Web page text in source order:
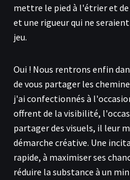
mettre le pied à l'étrier et de
et une rigueur qui ne
jeu.
Oui ! Nous rentrons enfin
de vous partager les
j'ai confectionnés à
offrent de la visibilité,
partager des visuels, il leur
démarche créative. Une
rapide, à maximiser ses
réduire la substance à un